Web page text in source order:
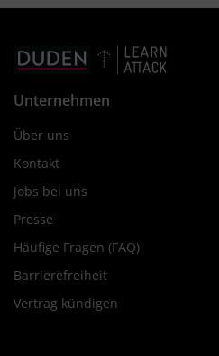
Unternehmen
Über uns
Kontakt
Jobs bei uns
Presse
Häufige Fragen (FAQ)
Barrierefreiheit
Vertrag kündigen